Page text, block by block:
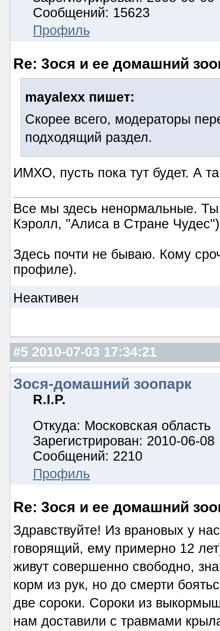
Сообщений: 15623
Профиль
Re: 3ося и ее домашний
mayalexx пишет:
Скорее всего, модераторы
подходящий раздел.
ИМХО, пусть пока тут будет. А
Все мы здесь ненормальные.
Кэролл, "Алиса в Стране Чудес")
Здесь почти не бываю. Кому
профиле).
Неактивен
#5 2010-07-03 17:34:21
Зося-домашний зоопарк
R.I.P.
Откуда: Московская область
Зарегистрирован: 2010-06-08
Сообщений: 2210
Профиль
Re: 3ося и ее домашний
Здравствуйте! Из врановых у
говорящий, ему примерно 12
живут совершенно свободно,
корм из рук, но до смерти
две сороки. Сороки из
нам доставили с травмами